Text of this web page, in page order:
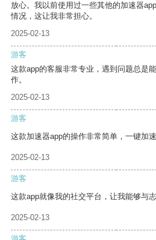
放心。我以前使用过一些其他的加速器
情况，这让我非常担心。
2025-02-13
游客
这款app的客服非常专业，遇到问题总是
作。
2025-02-13
游客
这款加速器app的操作非常简单，一键加
2025-02-13
游客
这款app就像我的社交平台，让我能够与
2025-02-13